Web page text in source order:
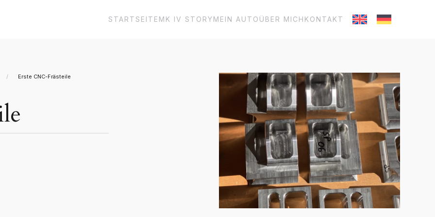
STARTSEITE MK IV STORYMEIN AUTO ÜBER MICH KONTAKT
Erste CNC-Frästeile